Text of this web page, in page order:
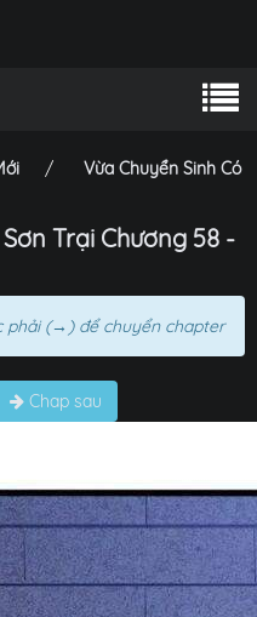
Vừa Chuyển Sinh Có
Trại Chương 58 -
(→) để chuyển chapter
Chap sau